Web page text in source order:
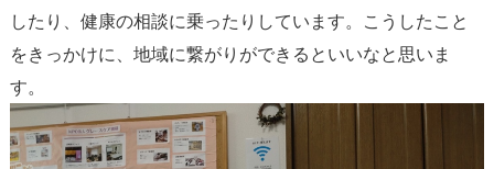
したり、健康の相談に乗ったりしています。こうしたこと
をきっかけに、地域に繋がりができるといいなと思いま
す。